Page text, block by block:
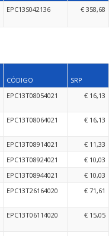
EPC13S042136 € 358,68
CÓDIGO
SRP
EPC13T08054021 € 16,13
EPC13T08064021 € 16,13
EPC13T08914021
€ 11,33
EPC13T08924021
€ 10,03
EPC13T08944021
€ 10,03
EPC13T26164020 € 71,61
EPC13T06114020 € 15,05